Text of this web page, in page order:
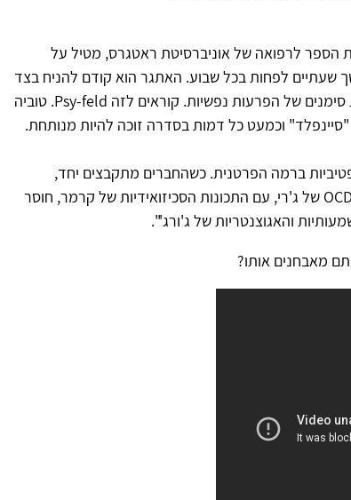
הספר לרפואה של אוניברסיטת ראטגרס, מטיל על
שעתיים לפחות בכל שבוע. האתגר הוא קודם להניח בצד
של הפרעות נפשיות. קוראים לזה Psy-feld. טוביה
של כל 180 הפרקים של "סיינפלד" וכמעט כל דמות בסדרה זוכה להיות מנותחת.
ברמה הפרטנית. כשהחברים מתקבצים יחד,
OCD של ג'רי, עם התכונות הסכיזואידיות של קרמר, חוסר
והאגוצנטריות של ג'ורג'".
מאבחנים אותו?